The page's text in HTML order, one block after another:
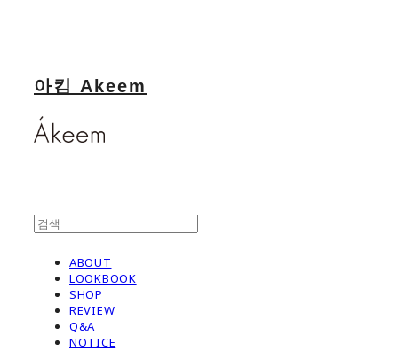
아킴 Akeem
ABOUT
LOOKBOOK
SHOP
REVIEW
Q&A
NOTICE